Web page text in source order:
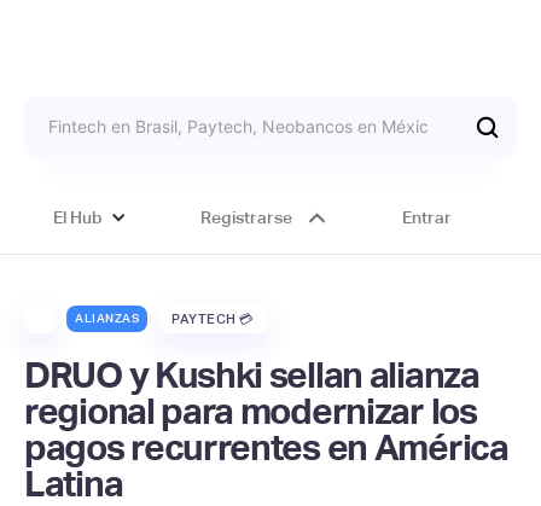
El Hub Registrarse Entrar
ALIANZAS PAYTECH 💳
DRUO y Kushki sellan alianza
regional para modernizar los
pagos recurrentes en América
Latina